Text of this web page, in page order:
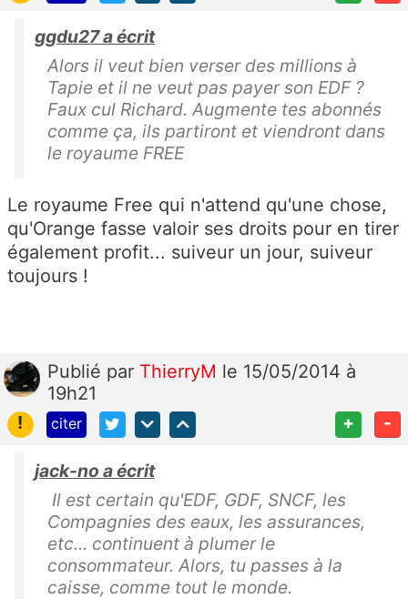
ggdu27 a écrit
Alors il veut bien verser des millions à
Tapie et il ne veut pas payer son EDF ?
Faux cul Richard. Augmente tes abonnés
comme ça, ils partiront et viendront dans
le royaume FREE
Le royaume Free qui n'attend qu'une chose,
qu'Orange fasse valoir ses droits pour en tirer
également profit... suiveur un jour, suiveur
toujours !
Publié par ThierryM le 15/05/2014 à
19h21
!
citer + -
jack-no a écrit
Il est certain qu'EDF, GDF, SNCF, les
Compagnies des eaux, les assurances,
etc... continuent à plumer le
consommateur. Alors, tu passes à la
caisse, comme tout le monde.